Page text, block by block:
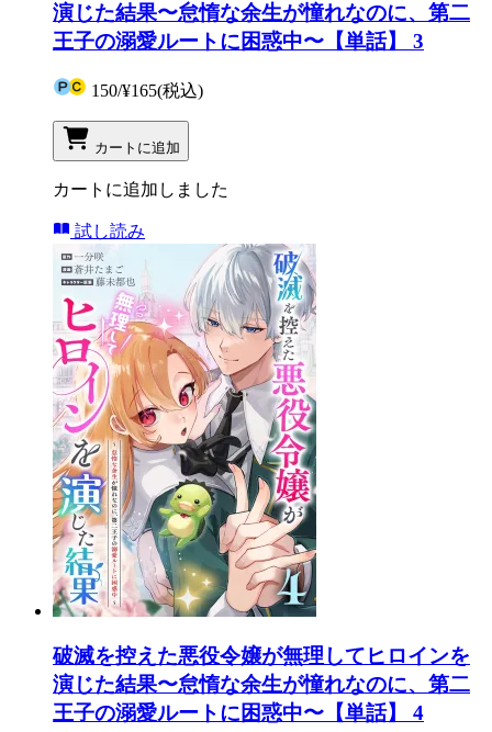
演じた結果〜怠惰な余生が憧れなのに、第二
王子の溺愛ルートに困惑中〜【単話】 3
150/¥165(税込)
カートに追加
カートに追加しました
試し読み
破滅を控えた悪役令嬢が無理してヒロインを
演じた結果〜怠惰な余生が憧れなのに、第二
王子の溺愛ルートに困惑中〜【単話】 4